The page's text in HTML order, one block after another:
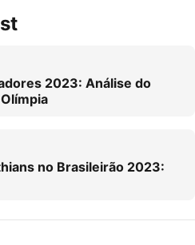
2023: Análise do
no Brasileirão 2023: